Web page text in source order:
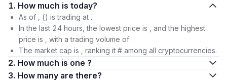
1. How much is today?
As of , () is trading at .
In the last 24 hours, the lowest price is , and the highest
price is , with a trading volume of .
The market cap is , ranking it # among all cryptocurrencies.
2. How much is one ?
3. How many are there?